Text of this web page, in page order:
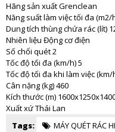
Hãng sản xuấtGrenclean
Năng suất làm việc tối đa (m2/
Dung tích thùng chứa rác (lít)
Nhiên liệu Động cơ điện
Số chổi quét2
Tốc độ tối đa (km/h)5
Tốc độ tối đa khi làm việc (km/
Cân nặng (kg)460
Kích thước (m)
Xuất xứThái Lan
Tags:
MÁY QUÉT RÁC